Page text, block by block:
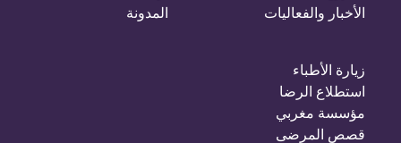
الأخبار والفعاليات
المدونة
زيارة الأطباء
استطلاع الرضا
مؤسسة مغربي
قصص المرضى